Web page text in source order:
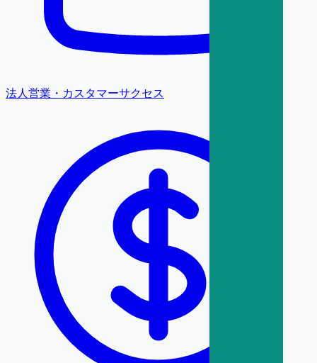
法人営業・カスタマーサクセス